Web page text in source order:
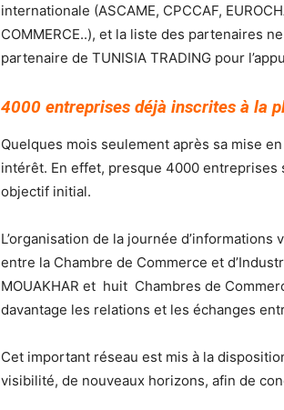
internationale (ASCAME, CPCCAF,
COMMERCE..), et la liste des partenaires
partenaire de TUNISIA TRADING pour
4000 entreprises déjà inscrites à la
Quelques mois seulement après sa mise
intérêt. En effet, presque 4000 entreprises
objectif initial.
L’organisation de la journée
entre la Chambre de Commerce et
MOUAKHAR et huit Chambres de
davantage les relations et les échanges
Cet important réseau est mis à la
visibilité, de nouveaux horizons, afin de